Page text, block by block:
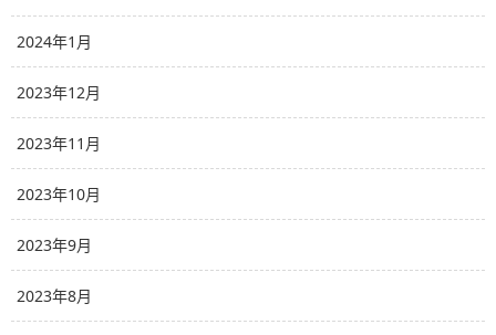
2024年1月
2023年12月
2023年11月
2023年10月
2023年9月
2023年8月